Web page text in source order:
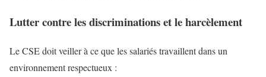
Lutter contre les discriminations et le harcèlement
Le CSE doit veiller à ce que les salariés travaillent dans un
environnement respectueux :